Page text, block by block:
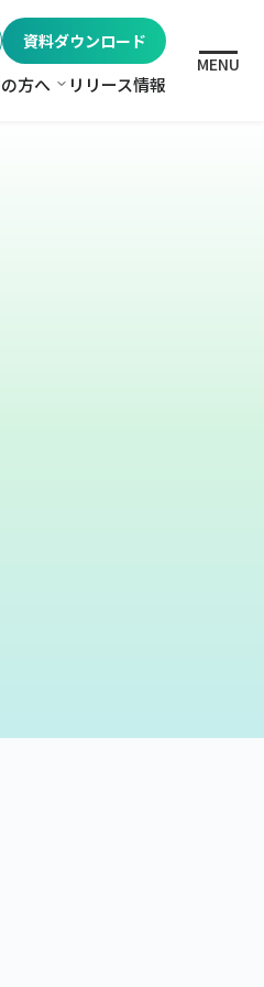
資料ダウンロード
方へ ご検討中の方へ
リリース情報
MENU